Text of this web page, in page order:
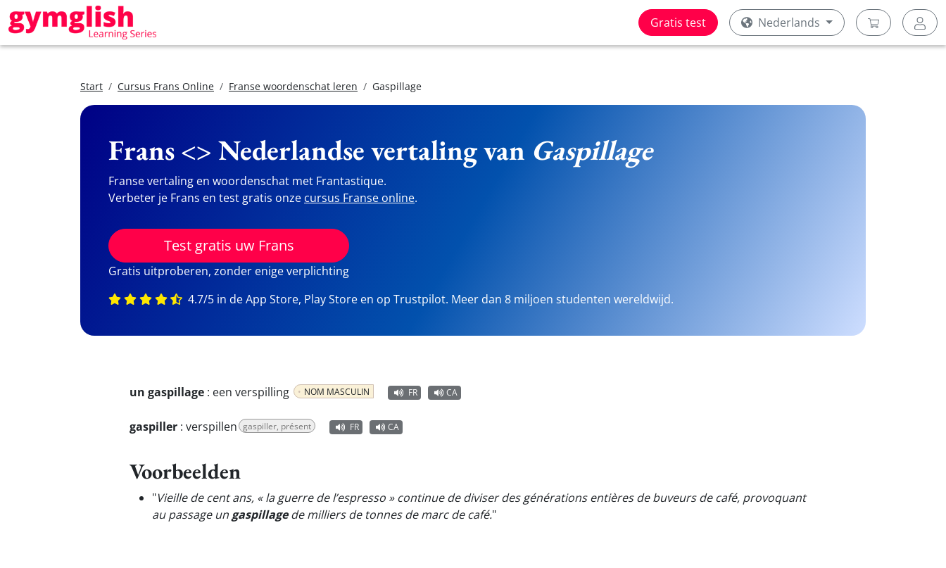
Gratis test Nederlands
Start Cursus Frans Online Franse woordenschat leren Gaspillage
Frans <> Nederlandse vertaling van Gaspillage
Franse vertaling en woordenschat met Frantastique.
Verbeter je Frans en test gratis onze cursus Franse online.
Test gratis uw Frans
Gratis uitproberen, zonder enige verplichting
4.7/5 in de App Store, Play Store en op Trustpilot. Meer dan 8 miljoen studenten wereldwijd.
un gaspillage : een verspilling NOM MASCULIN FR CA
gaspiller : verspillen gaspiller, présent FR CA
Voorbeelden
"Vieille de cent ans, « la guerre de l’espresso » continue de diviser des générations entières de buveurs de café, provoquant
au passage un gaspillagede milliers de tonnes de marc de café."